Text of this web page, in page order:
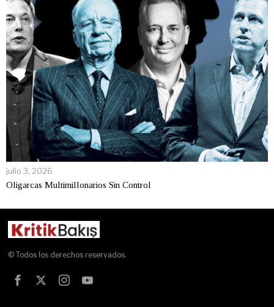
julio 3, 2026
Oligarcas Multimillonarios Sin Control
© Todos los derechos reservados.